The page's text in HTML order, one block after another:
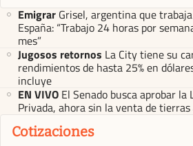
Emigrar Grisel, argentina que
España: “Trabajo 24 horas por
mes”
Jugosos retornos La City tiene su
rendimientos de hasta 25% en
incluye
EN VIVO El Senado busca aprobar la
Privada, ahora sin la venta de
Cotizaciones